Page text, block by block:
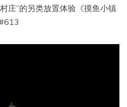
庄”的另类放置体验《摸鱼小镇